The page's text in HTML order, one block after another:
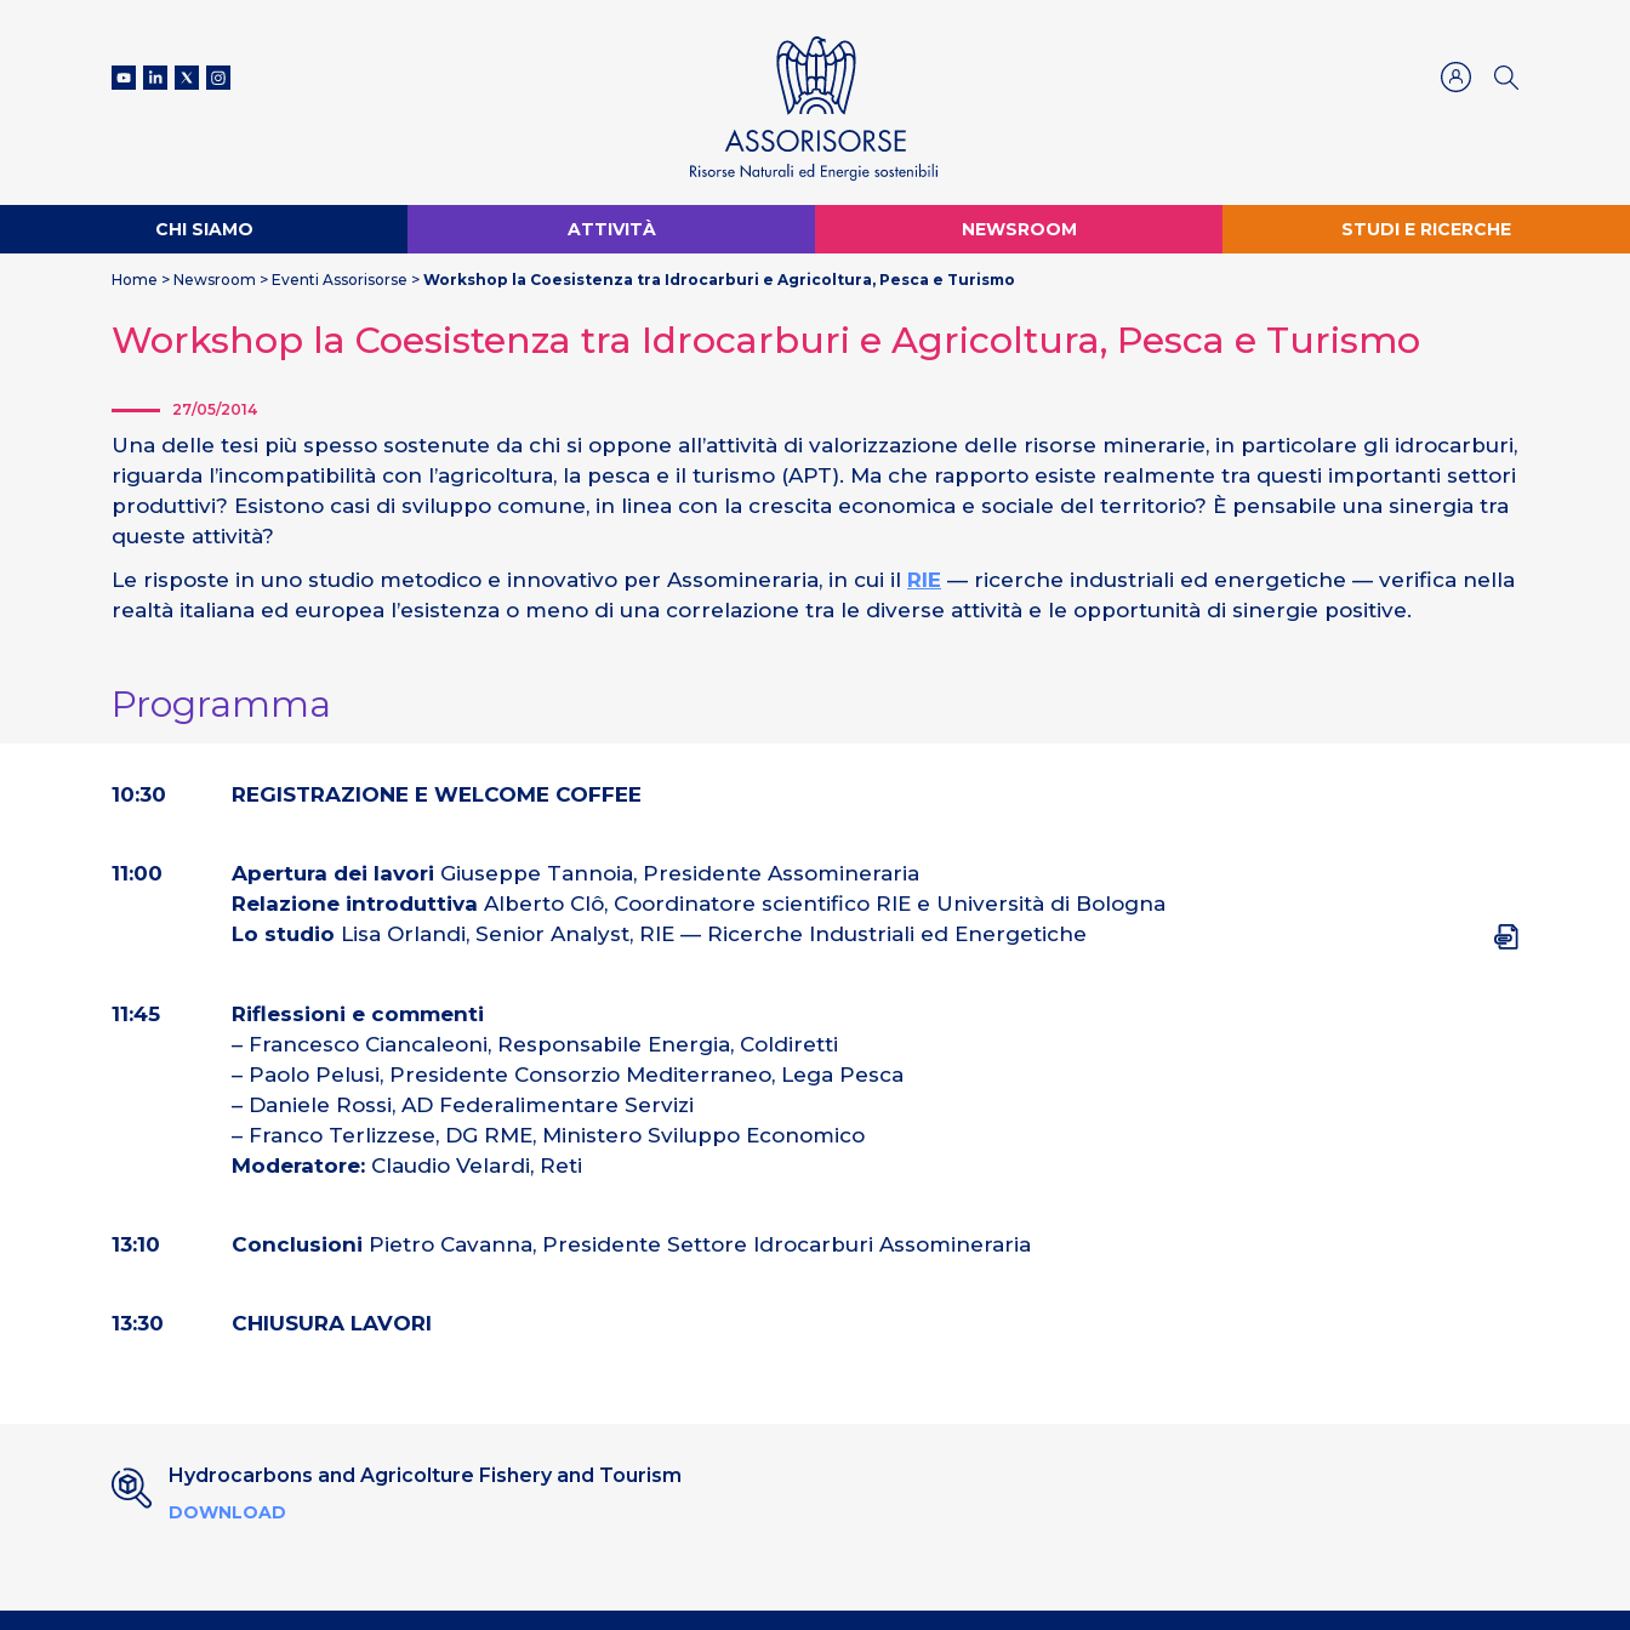
CHI SIAMO ATTIVITÀ NEWSROOM STUDI E RICERCHE
Home > Newsroom > Eventi Assorisorse > Workshop la Coesistenza tra Idrocarburi e Agricoltura, Pesca e Turismo
Workshop la Coesistenza tra Idrocarburi e Agricoltura, Pesca e Turismo
27/05/2014
Una delle tesi più spesso sostenute da chi si oppone all’attività di valorizzazione delle risorse minerarie, in particolare gli idrocarburi,
riguarda l’incompatibilità con l’agricoltura, la pesca e il turismo (APT). Ma che rapporto esiste realmente tra questi importanti settori
produttivi? Esistono casi di sviluppo comune, in linea con la crescita economica e sociale del territorio? È pensabile una sinergia tra
queste attività?
Le risposte in uno studio metodico e innovativo per Assomineraria, in cui il RIE — ricerche industriali ed energetiche — verifica nella
realtà italiana ed europea l’esistenza o meno di una correlazione tra le diverse attività e le opportunità di sinergie positive.
Programma
10:30 REGISTRAZIONE E WELCOME COFFEE
11:00 Apertura dei lavori Giuseppe Tannoia, Presidente Assomineraria
Relazione introduttiva Alberto Clô, Coordinatore scientifico RIE e Università di Bologna
Lo studio Lisa Orlandi, Senior Analyst, RIE — Ricerche Industriali ed Energetiche
11:45
Riflessioni e commenti
– Francesco Ciancaleoni, Responsabile Energia, Coldiretti
– Paolo Pelusi, Presidente Consorzio Mediterraneo, Lega Pesca
– Daniele Rossi, AD Federalimentare Servizi
– Franco Terlizzese, DG RME, Ministero Sviluppo Economico
Moderatore: Claudio Velardi, Reti
13:10 Conclusioni Pietro Cavanna, Presidente Settore Idrocarburi Assomineraria
13:30 CHIUSURA LAVORI
Hydrocarbons and Agricolture Fishery and Tourism
DOWNLOAD